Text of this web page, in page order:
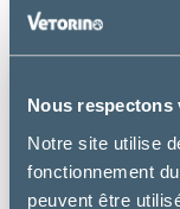
Nous respectons
Notre site utilise
fonctionnement
peuvent être